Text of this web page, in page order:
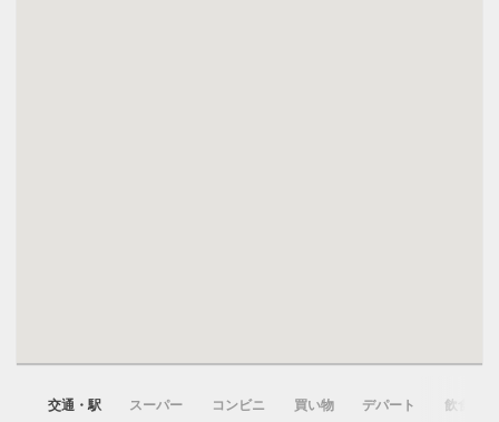
交通・駅 スーパー コンビニ 買い物 デパート 飲食店